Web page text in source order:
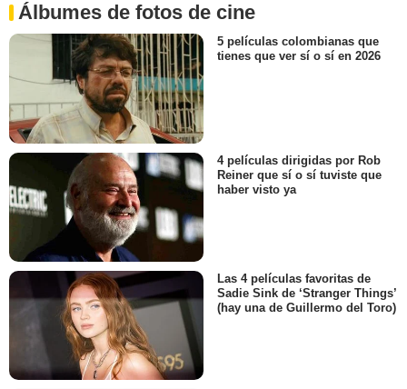
Álbumes de fotos de cine
5 películas colombianas que
tienes que ver sí o sí en 2026
4 películas dirigidas por Rob
Reiner que sí o sí tuviste que
haber visto ya
Las 4 películas favoritas de
Sadie Sink de ‘Stranger Things’
(hay una de Guillermo del Toro)